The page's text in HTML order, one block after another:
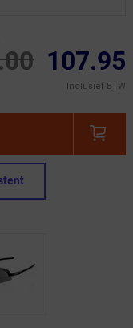
107.95
Inclusief BTW